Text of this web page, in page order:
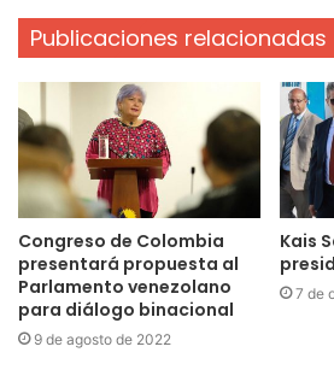
Publicaciones relacionadas
Congreso de Colombia
presentará propuesta al
Parlamento venezolano
para diálogo binacional
9 de agosto de 2022
Kais
7 de